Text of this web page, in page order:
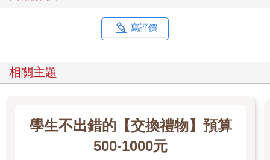
寫評價
相關主題
學生不出錯的【交換禮物】預算
500-1000元